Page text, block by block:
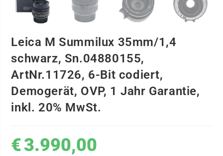
Leica M Summilux 35mm/1,4
schwarz, Sn.04880155,
ArtNr.11726, 6-Bit codiert,
Demogerät, OVP, 1 Jahr Garantie,
inkl. 20% MwSt.
€3.990,00